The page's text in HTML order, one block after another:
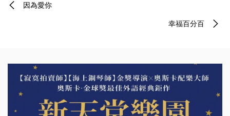
因為愛你
幸福百分百